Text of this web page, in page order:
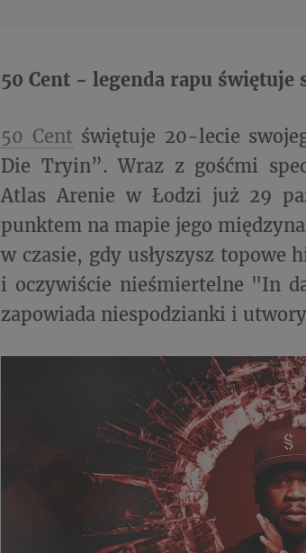
50 Cent - legenda rapu świętuje
50 Centświętuje 20-lecie
Die Tryin”. Wraz z gośćmi
Atlas Arenie w Łodzi już 29
punktem na mapie jego
w czasie, gdy usłyszysz
i oczywiście nieśmiertelne "In
zapowiada niespodzianki i